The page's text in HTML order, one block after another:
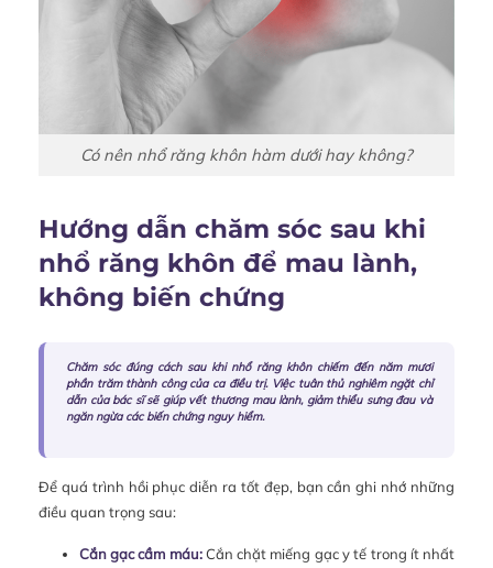
Có nên nhổ răng khôn hàm dưới hay không?
Hướng dẫn chăm sóc sau khi
nhổ răng khôn để mau lành,
không biến chứng
Chăm sóc đúng cách sau khi nhổ răng khôn chiếm đến năm mươi
phần trăm thành công của ca điều trị. Việc tuân thủ nghiêm ngặt chỉ
dẫn của bác sĩ sẽ giúp vết thương mau lành, giảm thiểu sưng đau và
ngăn ngừa các biến chứng nguy hiểm.
Để quá trình hồi phục diễn ra tốt đẹp, bạn cần ghi nhớ những
điều quan trọng sau:
Cắn gạc cầm máu:Cắn chặt miếng gạc y tế trong ít nhất